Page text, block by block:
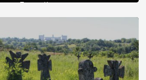
Палац у Красному вразив не лише